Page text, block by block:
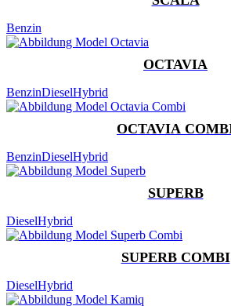
Benzin
OCTAVIA
BenzinDieselHybrid
OCTAVIA
BenzinDieselHybrid
SUPERB
DieselHybrid
SUPERB COMBI
DieselHybrid